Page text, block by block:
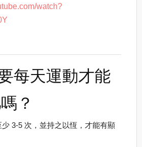
watch?
每天運動才能
？
3-5 次，並持之以恆，才能有顯